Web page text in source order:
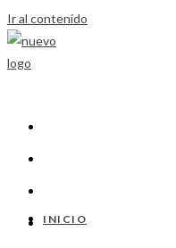
Ir al contenido
INICIO